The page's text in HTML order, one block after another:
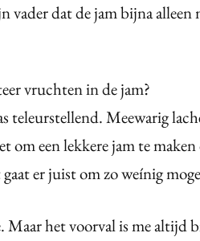
vader dat de jam bijna
vruchten in de jam?
teleurstellend. Meewarig
om een lekkere jam te
er juist om zo weínig
het voorval is me altijd